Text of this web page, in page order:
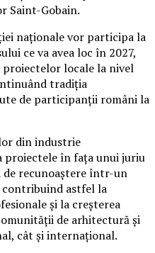
Saint-Gobain.
naționale vor participa la
ce va avea loc în 2027,
locale la nivel
tradiția
de participanții români la
din industrie
proiectele în fața unui juriu
de recunoaștere într-un
astfel la
și la creșterea
de arhitectură și
cât și internațional.